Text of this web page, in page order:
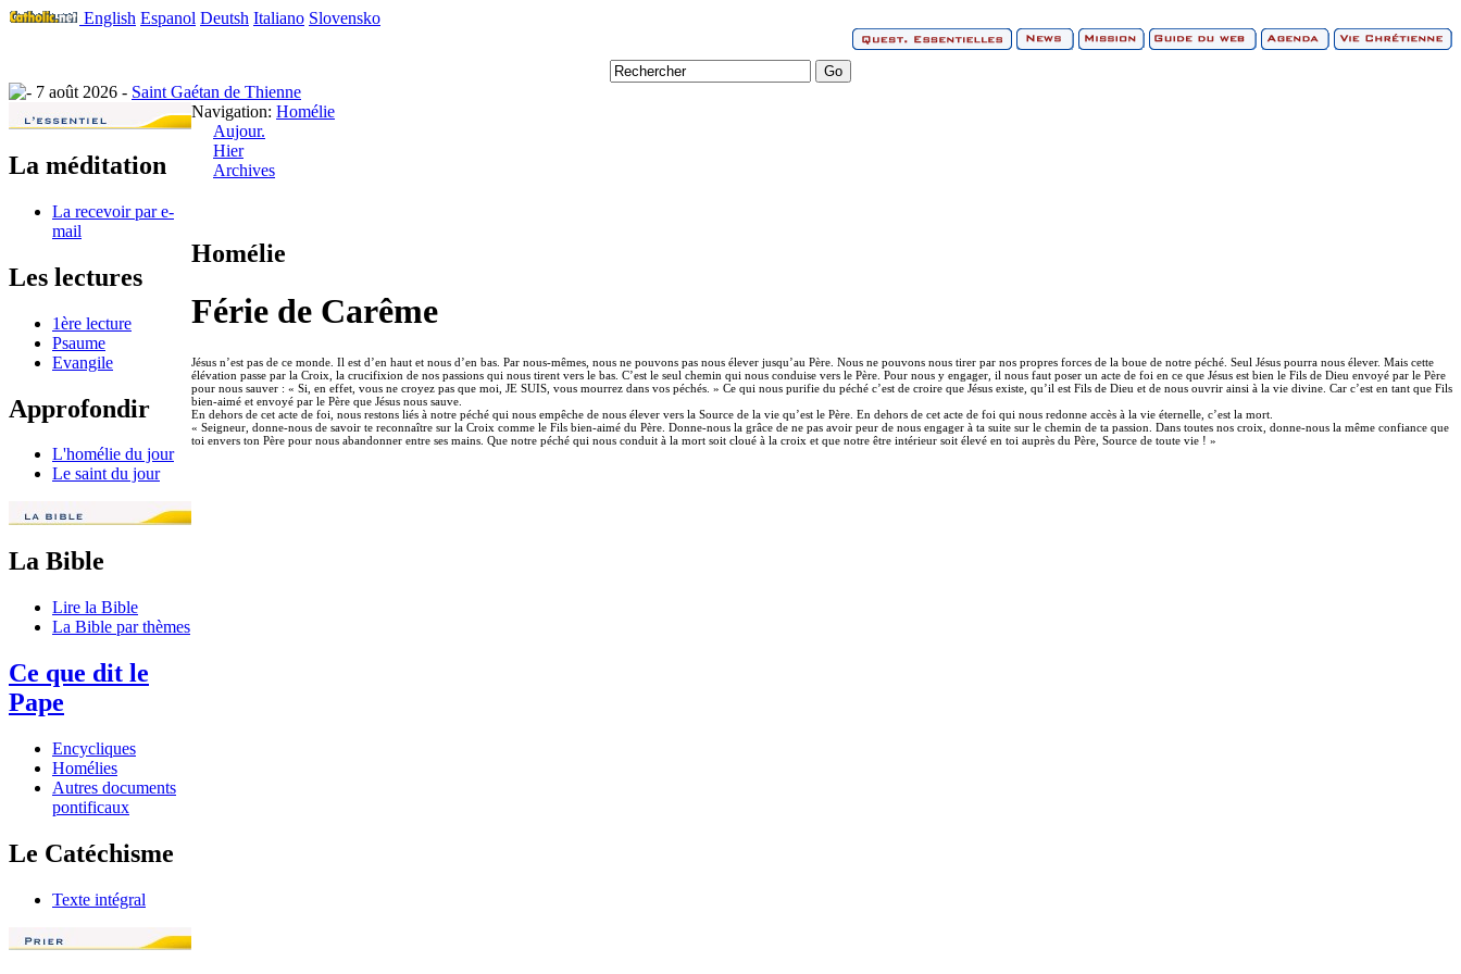
English Espanol Deutsh Italiano Slovensko
7 août 2026 - Saint Gaétan de Thienne
La méditation
La recevoir par e-
mail
Les lectures
1ère lecture
Psaume
Evangile
Approfondir
L'homélie du jour
Le saint du jour
La Bible
Lire la Bible
La Bible par thèmes
Ce que dit le
Pape
Encycliques
Homélies
Autres documents
pontificaux
Le Catéchisme
Texte intégral
Navigation: Homélie
Aujour.
Hier
Archives
Homélie
Férie de Carême
Jésus n’est pas de ce monde. Il est d’en haut et nous d’en bas. Par nous-mêmes, nous ne pouvons pas nous élever jusqu’au Père. Nous ne pouvons nous tirer par nos propres forces de la boue de notre péché. Seul Jésus pourra nous élever. Mais cette
élévation passe par la Croix, la crucifixion de nos passions qui nous tirent vers le bas. C’est le seul chemin qui nous conduise vers le Père. Pour nous y engager, il nous faut poser un acte de foi en ce que Jésus est bien le Fils de Dieu envoyé par le Père
pour nous sauver : « Si, en effet, vous ne croyez pas que moi, JE SUIS, vous mourrez dans vos péchés. » Ce qui nous purifie du péché c’est de croire que Jésus existe, qu’il est Fils de Dieu et de nous ouvrir ainsi à la vie divine. Car c’est en tant que Fils
bien-aimé et envoyé par le Père que Jésus nous sauve.
En dehors de cet acte de foi, nous restons liés à notre péché qui nous empêche de nous élever vers la Source de la vie qu’est le Père. En dehors de cet acte de foi qui nous redonne accès à la vie éternelle, c’est la mort.
« Seigneur, donne-nous de savoir te reconnaître sur la Croix comme le Fils bien-aimé du Père. Donne-nous la grâce de ne pas avoir peur de nous engager à ta suite sur le chemin de ta passion. Dans toutes nos croix, donne-nous la même confiance que
toi envers ton Père pour nous abandonner entre ses mains. Que notre péché qui nous conduit à la mort soit cloué à la croix et que notre être intérieur soit élevé en toi auprès du Père, Source de toute vie ! »